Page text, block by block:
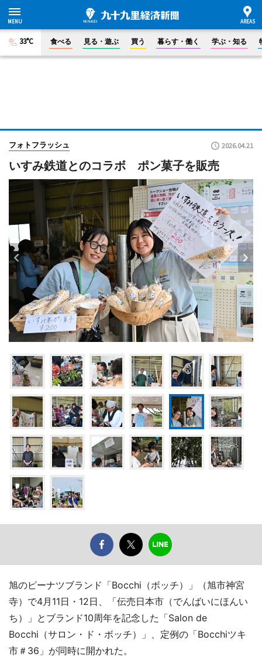
33°C 食べる 見る・遊ぶ 買う 暮らす・働く 学ぶ・知る
フォトフラッシュ 2026.04.21
いすみ鉄道とのコラボ ポン菓子を販売
旭のピーナツブランド「Bocchi（ボッチ）」（旭市神宮
寺）で4月11日・12日、「伝売日本市（でんばいにほんい
ち）」とブランド10周年を記念した「Salon de
Bocchi（サロン・ド・ボッチ）」、定例の「Bocchiツキ
市＃36」が同時に開かれた。